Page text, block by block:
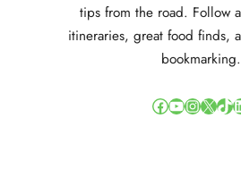
tips from the road. Follow
itineraries, great food finds,
bookmarking.
Facebook YouTube InstagramX TikTok LinkedIn